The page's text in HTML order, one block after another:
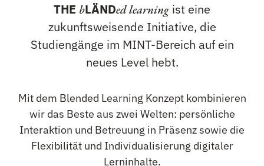
THE bLÄNDed learningist eine
zukunftsweisende Initiative, die
Studiengänge im MINT-Bereich auf ein
neues Level hebt.
Mit dem Blended Learning Konzept kombinieren
wir das Beste aus zwei Welten: persönliche
Interaktion und Betreuung in Präsenz sowie die
Flexibilität und Individualisierung digitaler
Lerninhalte.